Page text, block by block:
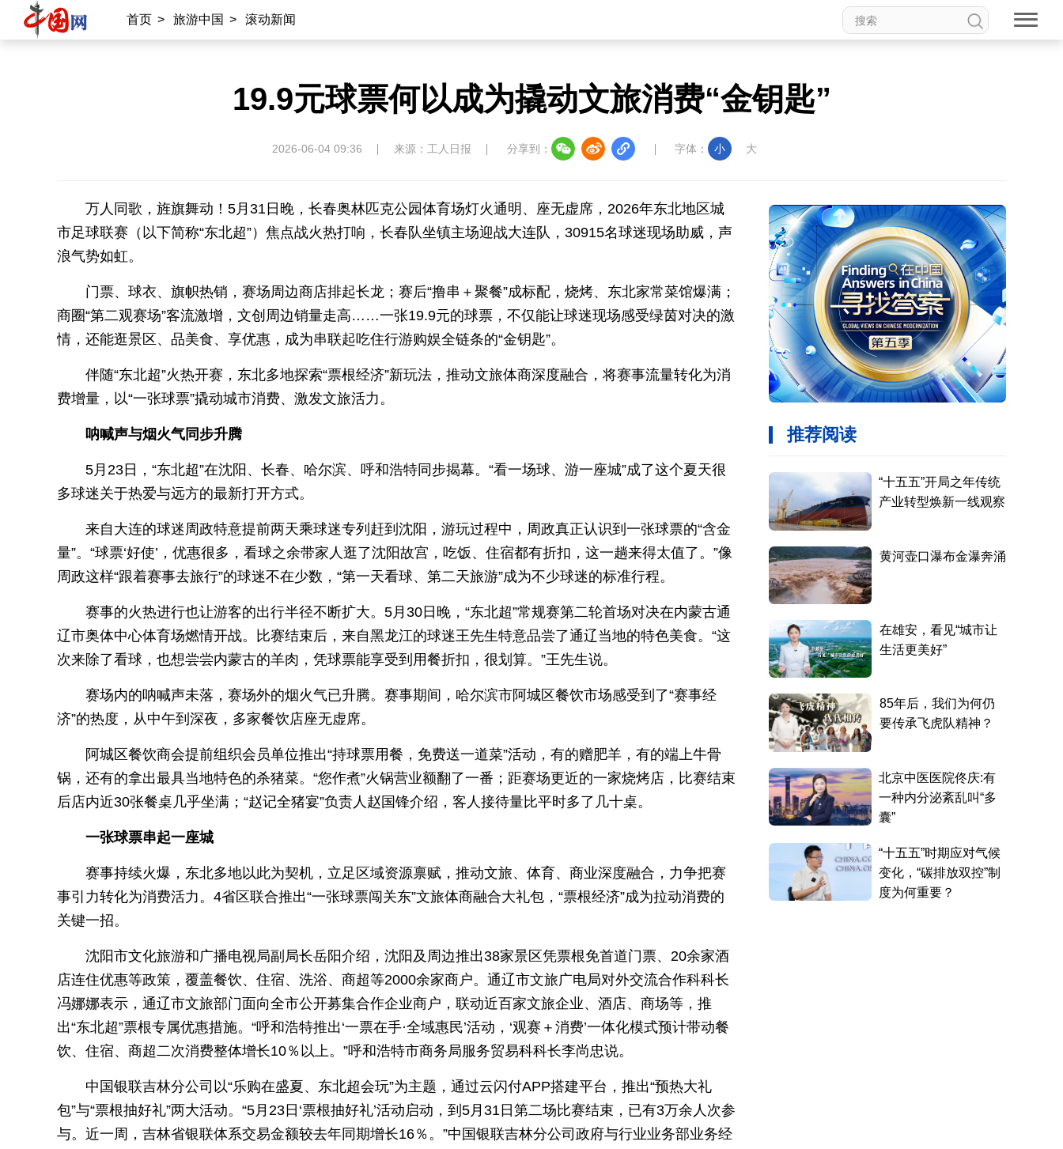
首页 > 旅游中国 > 滚动新闻
19.9元球票何以成为撬动文旅消费“金钥匙”
2026-06-04 09:36 来源：工人日报 分享到： 字体： 小 大
万人同歌，旌旗舞动！5月31日晚，长春奥林匹克公园体育场灯火通明、座无虚席，2026年东北地区城
市足球联赛（以下简称“东北超”）焦点战火热打响，长春队坐镇主场迎战大连队，30915名球迷现场助威，声
浪气势如虹。
门票、球衣、旗帜热销，赛场周边商店排起长龙；赛后“撸串＋聚餐”成标配，烧烤、东北家常菜馆爆满；
商圈“第二观赛场”客流激增，文创周边销量走高……一张19.9元的球票，不仅能让球迷现场感受绿茵对决的激
情，还能逛景区、品美食、享优惠，成为串联起吃住行游购娱全链条的“金钥匙”。
伴随“东北超”火热开赛，东北多地探索“票根经济”新玩法，推动文旅体商深度融合，将赛事流量转化为消
费增量，以“一张球票”撬动城市消费、激发文旅活力。
呐喊声与烟火气同步升腾
5月23日，“东北超”在沈阳、长春、哈尔滨、呼和浩特同步揭幕。“看一场球、游一座城”成了这个夏天很
多球迷关于热爱与远方的最新打开方式。
来自大连的球迷周政特意提前两天乘球迷专列赶到沈阳，游玩过程中，周政真正认识到一张球票的“含金
量”。“球票‘好使’，优惠很多，看球之余带家人逛了沈阳故宫，吃饭、住宿都有折扣，这一趟来得太值了。”像
周政这样“跟着赛事去旅行”的球迷不在少数，“第一天看球、第二天旅游”成为不少球迷的标准行程。
赛事的火热进行也让游客的出行半径不断扩大。5月30日晚，“东北超”常规赛第二轮首场对决在内蒙古通
辽市奥体中心体育场燃情开战。比赛结束后，来自黑龙江的球迷王先生特意品尝了通辽当地的特色美食。“这
次来除了看球，也想尝尝内蒙古的羊肉，凭球票能享受到用餐折扣，很划算。”王先生说。
赛场内的呐喊声未落，赛场外的烟火气已升腾。赛事期间，哈尔滨市阿城区餐饮市场感受到了“赛事经
济”的热度，从中午到深夜，多家餐饮店座无虚席。
阿城区餐饮商会提前组织会员单位推出“持球票用餐，免费送一道菜”活动，有的赠肥羊，有的端上牛骨
锅，还有的拿出最具当地特色的杀猪菜。“您作煮”火锅营业额翻了一番；距赛场更近的一家烧烤店，比赛结束
后店内近30张餐桌几乎坐满；“赵记全猪宴”负责人赵国锋介绍，客人接待量比平时多了几十桌。
一张球票串起一座城
赛事持续火爆，东北多地以此为契机，立足区域资源禀赋，推动文旅、体育、商业深度融合，力争把赛
事引力转化为消费活力。4省区联合推出“一张球票闯关东”文旅体商融合大礼包，“票根经济”成为拉动消费的
关键一招。
沈阳市文化旅游和广播电视局副局长岳阳介绍，沈阳及周边推出38家景区凭票根免首道门票、20余家酒
店连住优惠等政策，覆盖餐饮、住宿、洗浴、商超等2000余家商户。通辽市文旅广电局对外交流合作科科长
冯娜娜表示，通辽市文旅部门面向全市公开募集合作企业商户，联动近百家文旅企业、酒店、商场等，推
出“东北超”票根专属优惠措施。“呼和浩特推出‘一票在手·全域惠民’活动，‘观赛＋消费’一体化模式预计带动餐
饮、住宿、商超二次消费整体增长10％以上。”呼和浩特市商务局服务贸易科科长李尚忠说。
中国银联吉林分公司以“乐购在盛夏、东北超会玩”为主题，通过云闪付APP搭建平台，推出“预热大礼
包”与“票根抽好礼”两大活动。“5月23日‘票根抽好礼’活动启动，到5月31日第二场比赛结束，已有3万余人次参
与。近一周，吉林省银联体系交易金额较去年同期增长16％。”中国银联吉林分公司政府与行业业务部业务经